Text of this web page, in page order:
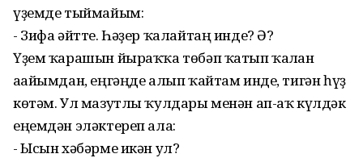
үҙемде тыймайым:
- Зифа әйтте. Һәҙер ҡалайтаң инде? Ә?
Үҙем ҡарашын йыраҡҡа төбәп ҡатып ҡалған
ағайымдан, еңгәңде алып ҡайтам инде, тигән һүҙ
көтәм. Ул мазутлы ҡулдары менән ап-аҡ күлдәк
еңемдән эләктереп ала:
- Ысын хәбәрме икән ул?